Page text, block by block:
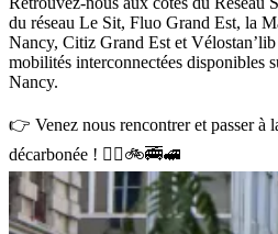
du réseau Le Sit, Fluo Grand Est, la
Nancy, Citiz Grand Estet
mobilités interconnectées disponibles
Nancy.
👉 Venez nous rencontrer et passer à
décarbonée ! 🚶‍♀️🚲🚎🚅